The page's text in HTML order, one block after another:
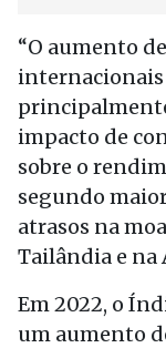
“O aumento
internacionais
impacto de
sobre o
segundo
atrasos na
Tailândia e na
Em 2022, o
um aumento